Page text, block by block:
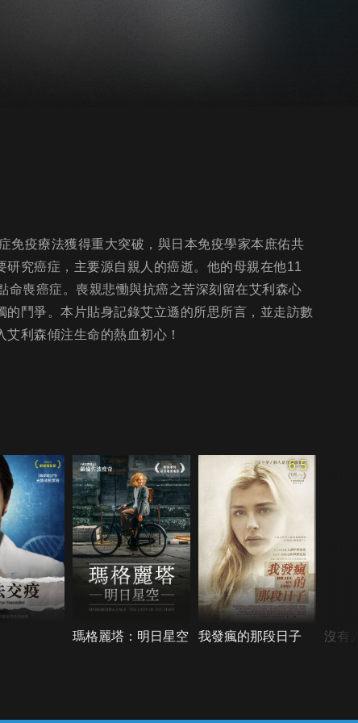
免疫療法獲得重大突破，與日本免疫學家本庶佑共
究癌症，主要源自親人的癌逝。他的母親在他11
命喪癌症。喪親悲慟與抗癌之苦深刻留在艾利森心
鬥爭。本片貼身記錄艾立遜的所思所言，並走訪數
利森傾注生命的熱血初心！
瑪格麗塔：明日星空
6.5
我發瘋的那段日子 沒有